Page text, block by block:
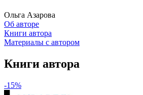
Ольга Азарова
Об авторе
Книги автора
Материалы с автором
Книги автора
-15%